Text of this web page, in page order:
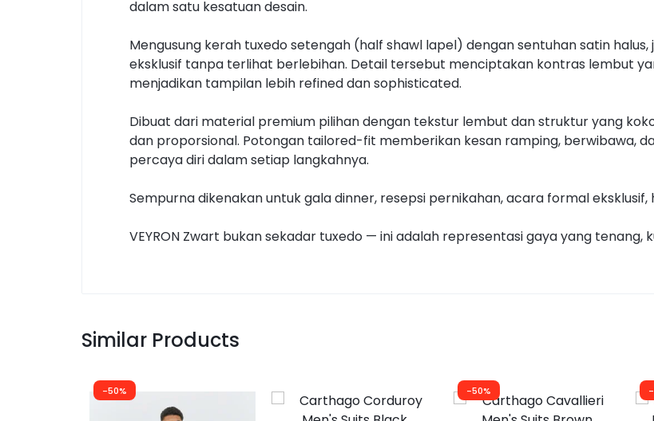
dalam satu kesatuan desain.
Mengusung kerah tuxedo setengah (half shawl lapel) dengan sentuhan satin
eksklusif tanpa terlihat berlebihan. Detail tersebut menciptakan kontras lembut
menjadikan tampilan lebih refined dan sophisticated.
Dibuat dari material premium pilihan dengan tekstur lembut dan struktur yang
dan proporsional. Potongan tailored-fit memberikan kesan ramping, berwibawa,
percaya diri dalam setiap langkahnya.
Sempurna dikenakan untuk gala dinner, resepsi pernikahan, acara formal
VEYRON Zwart bukan sekadar tuxedo — ini adalah representasi gaya yang
Similar Products
-50% -50%